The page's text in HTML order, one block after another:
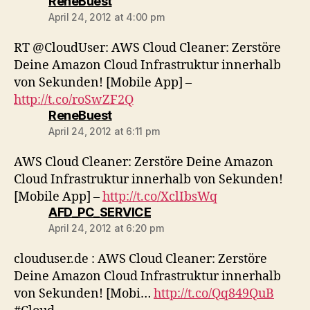
April 24, 2012 at 4:00 pm
RT @CloudUser: AWS Cloud Cleaner: Zerstöre
Deine Amazon Cloud Infrastruktur innerhalb
von Sekunden! [Mobile App] –
http://t.co/roSwZF2Q
ReneBuestsays:
April 24, 2012 at 6:11 pm
AWS Cloud Cleaner: Zerstöre Deine Amazon
Cloud Infrastruktur innerhalb von Sekunden!
[Mobile App] –http://t.co/XclIbsWq
AFD_PC_SERVICEsays:
April 24, 2012 at 6:20 pm
clouduser.de : AWS Cloud Cleaner: Zerstöre
Deine Amazon Cloud Infrastruktur innerhalb
von Sekunden! [Mobi… http://t.co/Qq849QuB